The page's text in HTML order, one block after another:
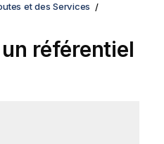
et des Services
référentiel